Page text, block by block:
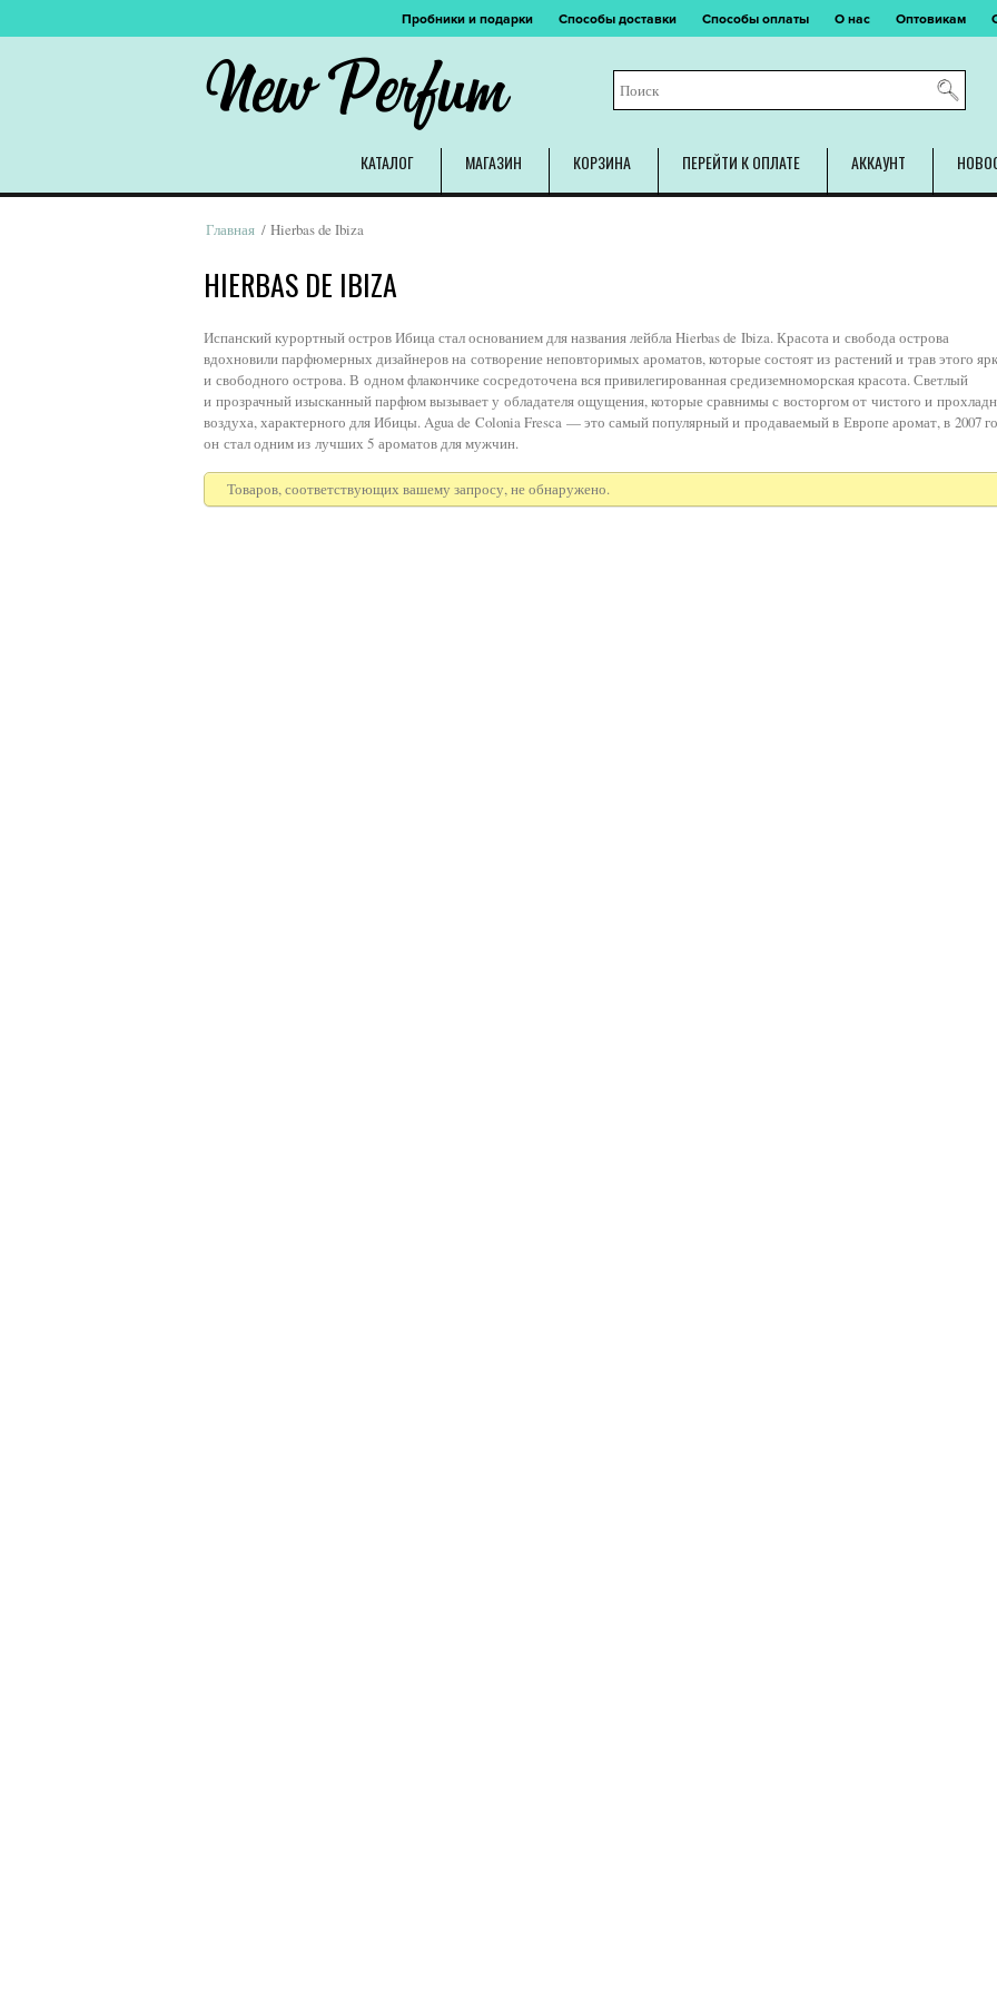
Пробники и подарки Способы доставки Способы оплаты О нас Оптовикам
New Perfum
КАТАЛОГ МАГАЗИН КОРЗИНА ПЕРЕЙТИ К ОПЛАТЕ АККАУНТ
Главная / Hierbas de Ibiza
HIERBAS DE IBIZA
Испанский курортный остров Ибица стал основанием для названия лейбла Hierbas de Ibiza. Красота и свобода острова
вдохновили парфюмерных дизайнеров на сотворение неповторимых ароматов, которые состоят из растений и трав этого
и свободного острова. В одном флакончике сосредоточена вся привилегированная средиземноморская красота. Светлый
и прозрачный изысканный парфюм вызывает у обладателя ощущения, которые сравнимы с восторгом от чистого и
воздуха, характерного для Ибицы. Agua de Colonia Fresca — это самый популярный и продаваемый в Европе аромат, в 2007
он стал одним из лучших 5 ароматов для мужчин.
Товаров, соответствующих вашему запросу, не обнаружено.